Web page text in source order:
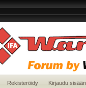
Rekisteröidy Kirjaudu sisään